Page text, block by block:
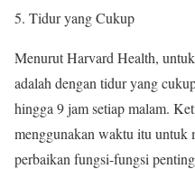
Tidur yang Cukup
Menurut Harvard Health,
adalah dengan tidur yang
hingga 9 jam setiap malam.
menggunakan waktu itu untuk
perbaikan fungsi-fungsi